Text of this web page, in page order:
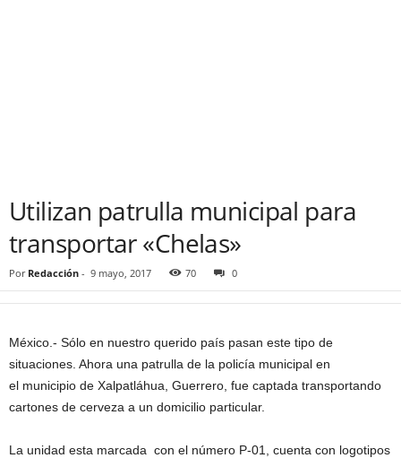
Utilizan patrulla municipal para
transportar «Chelas»
Por Redacción - 9 mayo, 2017 70 0
México.- Sólo en nuestro querido país pasan este tipo de
situaciones. Ahora una patrulla de la policía municipal en
el municipio de Xalpatláhua, Guerrero, fue captada transportando
cartones de cerveza a un domicilio particular.
La unidad esta marcada con el número P-01, cuenta con logotipos